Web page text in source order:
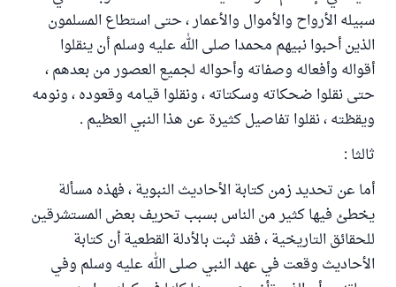
سبيله الأرواح والأموال والأعمار ، حتى استطاع المسلمون
الذين أحبوا نبيهم محمدا صلى الله عليه وسلم أن ينقلوا
أقواله وأفعاله وصفاته وأحواله لجميع العصور من بعدهم ،
حتى نقلوا ضحكاته وسكتاته ، ونقلوا قيامه وقعوده ، ونومه
ويقظته ، نقلوا تفاصيل كثيرة عن هذا النبي العظيم .
ثالثا :
أما عن تحديد زمن كتابة الأحاديث النبوية ، فهذه مسألة
يخطئ فيها كثير من الناس بسبب تحريف بعض المستشرقين
للحقائق التاريخية ، فقد ثبت بالأدلة القطعية أن كتابة
الأحاديث وقعت في عهد النبي صلى الله عليه وسلم وفي